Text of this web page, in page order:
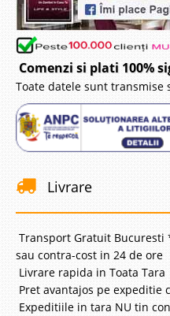
Comenzi si plati 100%
Toate datele sunt transmise
Livrare
Transport Gratuit Bucuresti
sau contra-cost in 24 de ore
Livrare rapida in Toata Tara
Pret avantajos pe expeditie
Expeditiile in tara NU tin